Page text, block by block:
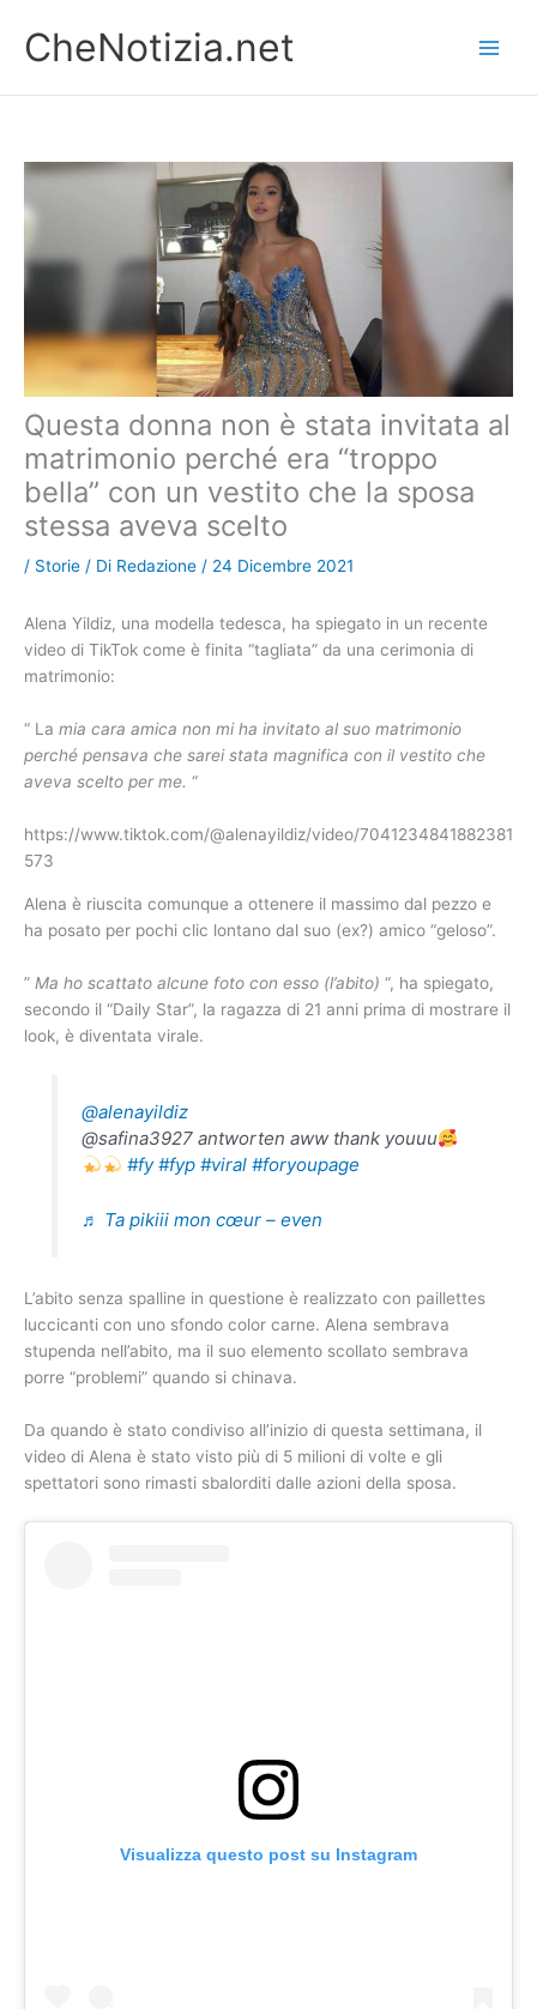
contenuto
CheNotizia.net
Questa donna non è stata invitata al
matrimonio perché era “troppo
bella” con un vestito che la sposa
stessa aveva scelto
/ Storie / Di Redazione / 24 Dicembre 2021
Alena Yildiz, una modella tedesca, ha spiegato in un recente
video di TikTok come è finita “tagliata” da una cerimonia di
matrimonio:
“ La mia cara amica non mi ha invitato al suo matrimonio
perché pensava che sarei stata magnifica con il vestito che
aveva scelto per me. “
https://www.tiktok.com/@alenayildiz/video/7041234841882381
573
Alena è riuscita comunque a ottenere il massimo dal pezzo e
ha posato per pochi clic lontano dal suo (ex?) amico “geloso”.
” Ma ho scattato alcune foto con esso (l’abito) “, ha spiegato,
secondo il “Daily Star”, la ragazza di 21 anni prima di mostrare il
look, è diventata virale.
@alenayildiz
@safina3927 antworten aww thank youuu
#fy #fyp #viral #foryoupage
♬ Ta pikiii mon cœur – even
L’abito senza spalline in questione è realizzato con paillettes
luccicanti con uno sfondo color carne. Alena sembrava
stupenda nell’abito, ma il suo elemento scollato sembrava
porre “problemi” quando si chinava.
Da quando è stato condiviso all’inizio di questa settimana, il
video di Alena è stato visto più di 5 milioni di volte e gli
spettatori sono rimasti sbalorditi dalle azioni della sposa.
Visualizza questo post su Instagram